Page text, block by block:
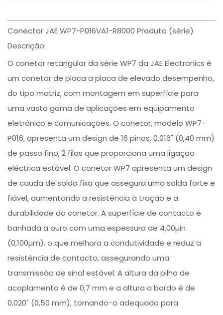
Conector JAE WP7-P016VA1-R8000 Produto (série)
Descrição:
O conetor retangular da série WP7 da JAE Electronics é
um conetor de placa a placa de elevado desempenho,
do tipo matriz, com montagem em superfície para
uma vasta gama de aplicações em equipamento
eletrónico e comunicações. O conetor, modelo WP7-
P016, apresenta um design de 16 pinos, 0,016" (0,40 mm)
de passo fino, 2 filas que proporciona uma ligação
eléctrica estável. O conetor WP7 apresenta um design
de cauda de solda fixa que assegura uma solda forte e
fiável, aumentando a resistência à tração e a
durabilidade do conetor. A superfície de contacto é
banhada a ouro com uma espessura de 4,00µin
(0,100µm), o que melhora a condutividade e reduz a
resistência de contacto, assegurando uma
transmissão de sinal estável. A altura da pilha de
acoplamento é de 0,7 mm e a altura a bordo é de
0,020" (0,50 mm), tornando-o adequado para